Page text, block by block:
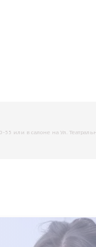
или в салоне на Ул.